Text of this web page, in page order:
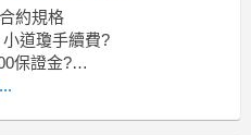
約規格
道瓊手續費?
保證金?
那斯達克指數期貨?